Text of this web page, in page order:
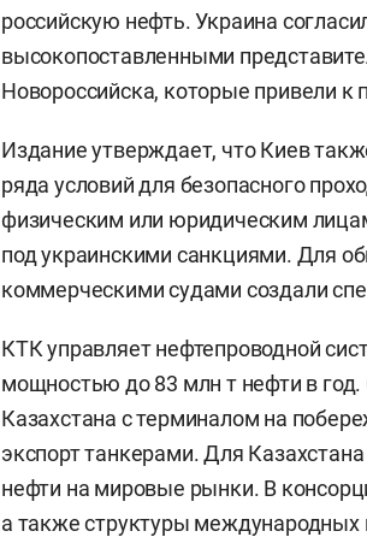
российскую нефть. Украина
высокопоставленными
Новороссийска, которые привели к
Издание утверждает, что Киев
ряда условий для безопасного
физическим или юридическим
под украинскими санкциями. Для
коммерческими судами создали
КТК управляет нефтепроводной
мощностью до 83 млн т нефти в
Казахстана с терминалом на
экспорт танкерами. Для
нефти на мировые рынки. В
а также структуры международных